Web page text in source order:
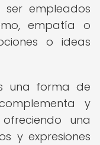
ser empleados
empatía o
o ideas
una forma de
y
una
y expresiones